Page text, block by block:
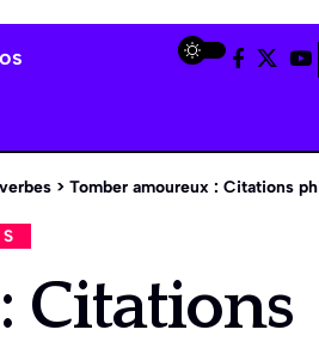
> Tomber amoureux : Citations philosophiques sur la passion, la douleur et la
Citations